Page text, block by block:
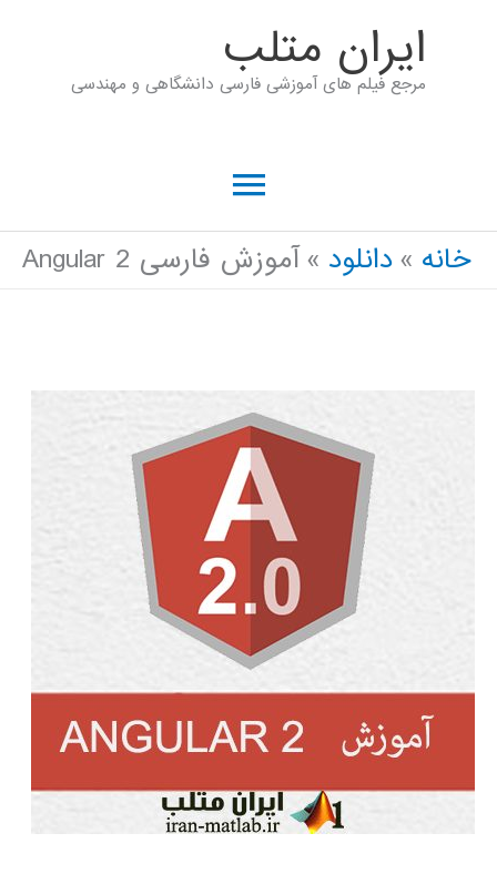
ايران متلب
مرجع فیلم های آموزشی فارسی دانشگاهی و مهندسی
فهرست
اصلی
خانه دانلود آموزش فارسی Angular 2